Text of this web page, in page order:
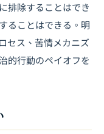
排除することはでき
ることはできる。明
セス、苦情メカニズ
的行動のペイオフを